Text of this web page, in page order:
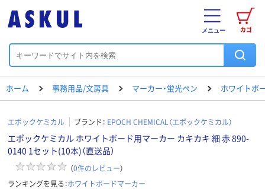
カゴ
メニュー
ホーム 事務用品/文房具 マーカー・蛍光ペン ホワイトボ
エポックケミカル ブランド： EPOCH CHEMICAL（エポックケミカル）
エポックケミカル ホワイトボード用マーカー カキカキ 細 赤 890-
0140 1セット(10本)（直送品）
（0件のレビュー）
ランキングを見る：ホワイトボードマーカー